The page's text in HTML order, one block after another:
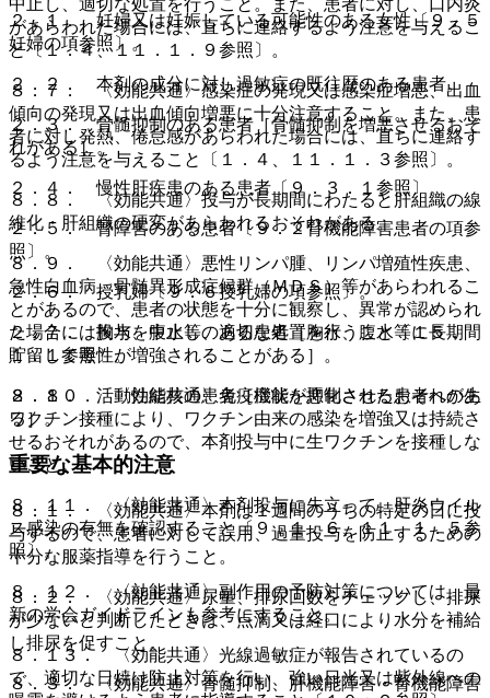
中止し、適切な処置を行うこと。また、患者に対し、口内炎
があらわれた場合には、直ちに連絡するよう注意を与えるこ
と〔１．４、１１．１．９参照〕。
８．７． 〈効能共通〉感染症の発現又は感染症増悪、出血
傾向の発現又は出血傾向増悪に十分注意すること。また、患
者に対し発熱、倦怠感があらわれた場合には、直ちに連絡す
るよう注意を与えること〔１．４、１１．１．３参照〕。
８．８． 〈効能共通〉投与が長期間にわたると肝組織の線
維化・肝組織の硬変があらわれるおそれがある。
８．９． 〈効能共通〉悪性リンパ腫、リンパ増殖性疾患、
急性白血病、骨髄異形成症候群（ＭＤＳ）等があらわれるこ
とがあるので、患者の状態を十分に観察し、異常が認められ
た場合には投与を中止し、適切な処置を行うこと〔１５．
１．１参照〕。
８．１０． 〈効能共通〉免疫機能が抑制された患者への生
ワクチン接種により、ワクチン由来の感染を増強又は持続さ
せるおそれがあるので、本剤投与中に生ワクチンを接種しな
いこと。
８．１１． 〈効能共通〉本剤投与に先立って、肝炎ウイル
ス感染の有無を確認すること〔９．１．６、１１．１．５参
照〕。
８．１２． 〈効能共通〉副作用の予防対策については、最
新の学会ガイドラインも参考にすること。
８．１３． 〈効能共通〉光線過敏症が報告されているの
で、適切な日焼け防止対策を行い、強い日光又は紫外線への
２．１． 妊婦又は妊娠している可能性のある女性〔９．５
妊婦の項参照〕。
２．２． 本剤の成分に対し過敏症の既往歴のある患者。
２．３． 骨髄抑制のある患者［骨髄抑制を増悪させるおそ
れがある］。
２．４． 慢性肝疾患のある患者〔９．３．１参照〕。
２．５． 腎障害のある患者〔９．２腎機能障害患者の項参
照〕。
２．６． 授乳婦〔９．６授乳婦の項参照〕。
２．７． 胸水、腹水等のある患者［胸水、腹水等に長期間
貯留して毒性が増強されることがある］。
２．８． 活動性結核の患者［症状を悪化させるおそれがあ
る］。
重要な基本的注意
８．１． 〈効能共通〉本剤は１週間のうちの特定の日に投
与するので、患者に対して誤用、過量投与を防止するための
十分な服薬指導を行うこと。
８．２． 〈効能共通〉尿量、排尿回数をチェックし、排尿
が少ないと判断したときは、点滴又は経口により水分を補給
し排尿を促すこと。
８．３． 〈効能共通〉骨髄抑制、肝機能障害・腎機能障害